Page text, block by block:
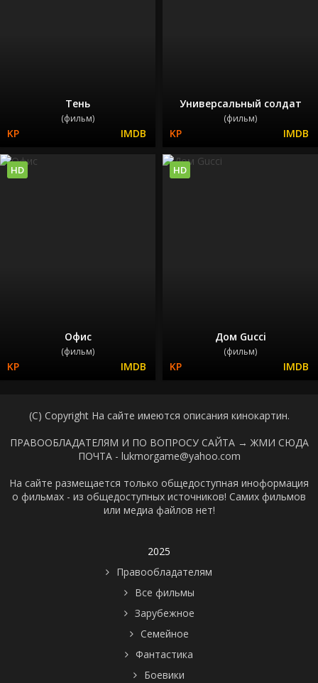
Тень
(фильм)
Универсальный солдат
(фильм)
Офис
(фильм)
HD
Дом Gucci
(фильм)
HD
(C) Copyright На сайте имеются описания кинокартин.
ПРАВООБЛАДАТЕЛЯМ И ПО ВОПРОСУ САЙТА → ЖМИ СЮДА
ПОЧТА - lukmorgame@yahoo.com
На сайте размещается только общедоступная иноформация
о фильмах - из общедоступных источников! Самих фильмов
или медиа файлов нет!
2025
Правообладателям
Все фильмы
Зарубежное
Семейное
Фантастика
Боевики